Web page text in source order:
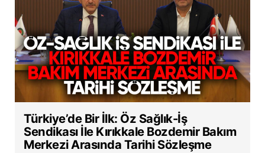
Türkiye’de Bir İlk: Öz Sağlık-İş
Sendikası İle Kırıkkale Bozdemir Bakım
Merkezi Arasında Tarihi Sözleşme